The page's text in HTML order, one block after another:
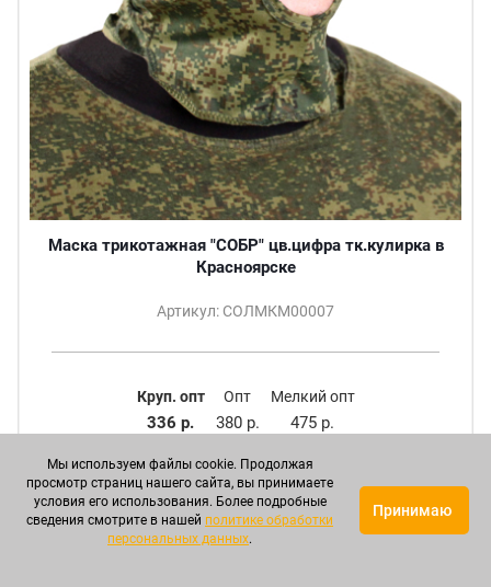
Маска трикотажная "СОБР" цв.цифра тк.кулирка в
Красноярске
Артикул: СОЛМКМ00007
Круп. опт
336 р.
Опт
380 р.
Мелкий опт
475 р.
ПОДРОБНЕЕ
Мы используем файлы cookie. Продолжая
просмотр страниц нашего сайта, вы принимаете
условия его использования. Более подробные
сведения смотрите в нашей политике обработки
персональных данных.
Принимаю